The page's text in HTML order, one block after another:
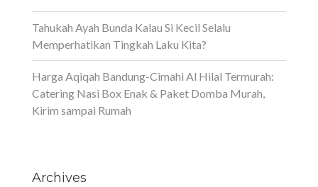
Tahukah Ayah Bunda Kalau Si Kecil Selalu
Memperhatikan Tingkah Laku Kita?
Harga Aqiqah Bandung-Cimahi Al Hilal Termurah:
Catering Nasi Box Enak & Paket Domba Murah,
Kirim sampai Rumah
Archives